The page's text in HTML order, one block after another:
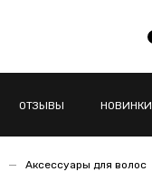
ОТЗЫВЫ НОВИНКИ
Аксессуары для волос